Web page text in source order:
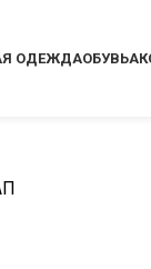
ОДЕЖДАОБУВЬ